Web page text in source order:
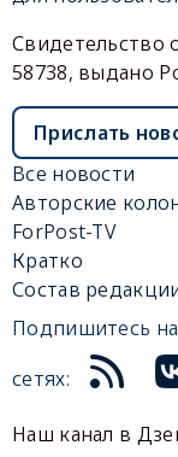
Свидетельство
58738, выдано
Прислать
Все новости
Авторские
ForPost-TV
Кратко
Состав
Подпишитесь
сетях:
Наш канал в